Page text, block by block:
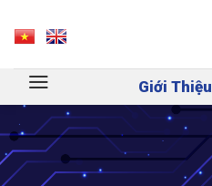
VN EN
Giới Thiệu